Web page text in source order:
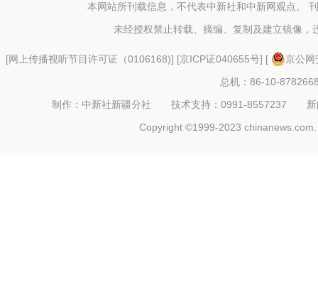
本网站所刊载信息，不代表中新社和中新网观点。
未经授权禁止转载、摘编、复制及建立镜像，
[网上传播视听节目许可证（0106168)] [京ICP证040655号] [
京公
总机：86-10-
制作：中新社新疆分社 技术支持：0991-8557237
Copyright ©1999-2023